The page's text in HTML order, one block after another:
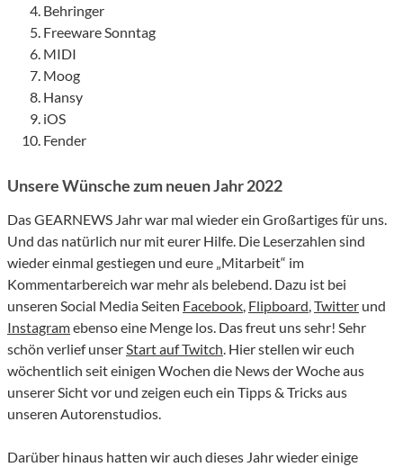
Behringer
Freeware Sonntag
MIDI
Moog
Hansy
iOS
Fender
Unsere Wünsche zum neuen Jahr 2022
Das GEARNEWS Jahr war mal wieder ein Großartiges für uns.
Und das natürlich nur mit eurer Hilfe. Die Leserzahlen sind
wieder einmal gestiegen und eure „Mitarbeit“ im
Kommentarbereich war mehr als belebend. Dazu ist bei
unseren Social Media Seiten Facebook Flipboard Twitter und
Instagramebenso eine Menge los. Das freut uns sehr! Sehr
schön verlief unser Start auf Twitch . Hier stellen wir euch
wöchentlich seit einigen Wochen die News der Woche aus
unserer Sicht vor und zeigen euch ein Tipps & Tricks aus
unseren Autorenstudios.
Darüber hinaus hatten wir auch dieses Jahr wieder einige